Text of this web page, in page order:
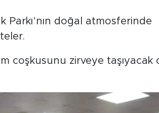
Parkı’nın doğal atmosferinde
coşkusunu zirveye taşıyacak